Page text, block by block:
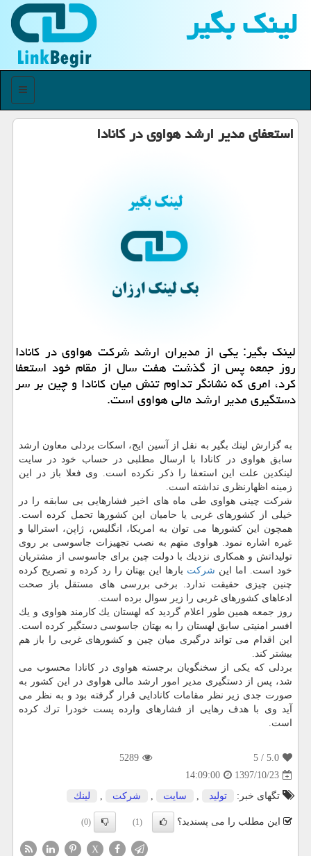
لینك بگیر
منو
استعفای مدیر ارشد هواوی در كانادا
لینك بگیر: یكی از مدیران ارشد شركت هواوی در كانادا
روز جمعه پس از گذشت هفت سال از مقام خود استعفا
كرد، امری كه نشانگر تداوم تنش میان كانادا و چین بر سر
دستگیری مدیر ارشد مالی هواوی است.
به گزارش لینك بگیر به نقل از آسین ایج، اسكات بردلی معاون ارشد
سابق هواوی در كانادا با ارسال مطلبی در حساب خود در سایت
لینكدین علت این استعفا را ذكر نكرده است. وی فعلا باز در این
زمینه اظهارنظری نداشته است.
شركت چینی هواوی طی ماه های اخیر فشارهایی بی سابقه را در
خیلی از كشورهای غربی یا حامیان این كشورها تحمل كرده است.
همچون این كشورها می توان به امریكا، انگلیس، ژاپن، استرالیا و
غیره اشاره نمود. هواوی متهم به نصب تجهیزات جاسوسی بر روی
تولیداتش و همكاری نزدیك با دولت چین برای جاسوسی از مشتریان
خود است. اما این شركت بارها این بهتان را رد كرده و تصریح كرده
چنین چیزی حقیقت ندارد. برخی بررسی های مستقل باز صحت
ادعاهای كشورهای غربی را زیر سوال برده است.
روز جمعه همین طور اعلام گردید كه لهستان یك كارمند هواوی و یك
افسر امنیتی سابق لهستان را به بهتان جاسوسی دستگیر كرده است.
این اقدام می تواند درگیری میان چین و كشورهای غربی را باز هم
بیشتر كند.
بردلی كه یكی از سخنگویان برجسته هواوی در كانادا محسوب می
شد، پس از دستگیری مدیر امور ارشد مالی هواوی در این كشور به
صورت جدی زیر نظر مقامات كانادایی قرار گرفته بود و به نظر می
آید وی با هدف رهایی از فشارهای وارده پست خودرا ترك كرده
است.
5.0
/ 5
5289
1397/10/23
14:09:00
تگهای خبر:
تولید , سایت , شركت , لینك
این مطلب را می پسندید؟ (1)
(0)
X